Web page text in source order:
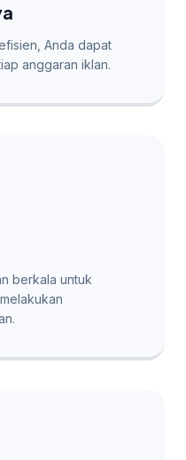
Anda dapat
anggaran iklan.
berkala untuk